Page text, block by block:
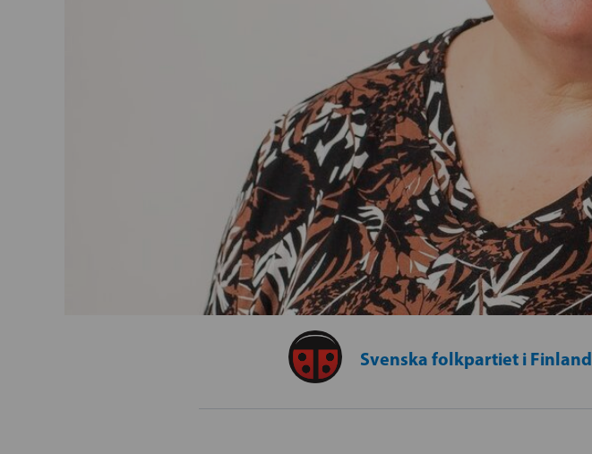
Svenska folkpartiet i Finland